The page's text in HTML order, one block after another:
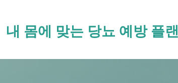
내 몸에 맞는 당뇨 예방 플랜